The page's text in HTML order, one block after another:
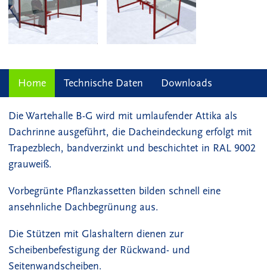
Home Technische Daten Downloads
Die Wartehalle B-G wird mit umlaufender Attika als
Dachrinne ausgeführt, die Dacheindeckung erfolgt mit
Trapezblech, bandverzinkt und beschichtet in RAL 9002
grauweiß.
Vorbegrünte Pflanzkassetten bilden schnell eine
ansehnliche Dachbegrünung aus.
Die Stützen mit Glashaltern dienen zur
Scheibenbefestigung der Rückwand- und
Seitenwandscheiben.